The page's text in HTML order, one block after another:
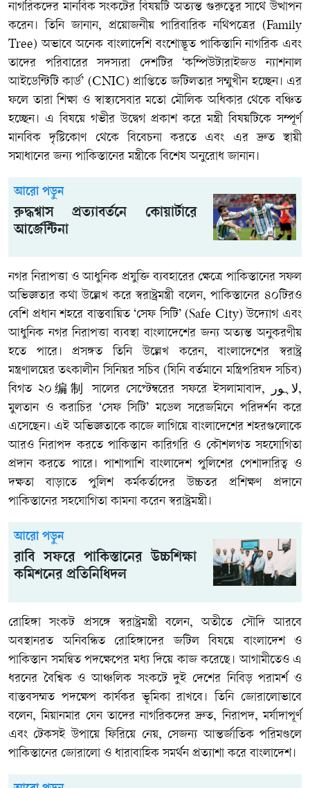
নাগরিকদের মানবিক সংকটের বিষয়টি অত্যন্ত গুরুত্বের সাথে উত্থাপন
করেন। তিনি জানান, প্রয়োজনীয় পারিবারিক নথিপত্রের (Family
Tree) অভাবে অনেক বাংলাদেশি বংশোদ্ভূত পাকিস্তানি নাগরিক এবং
তাদের পরিবারের সদস্যরা দেশটির ‘কম্পিউটারাইজড ন্যাশনাল
আইডেন্টিটি কার্ড’ (CNIC) প্রাপ্তিতে জটিলতার সম্মুখীন হচ্ছেন। এর
ফলে তারা শিক্ষা ও স্বাস্থ্যসেবার মতো মৌলিক অধিকার থেকে বঞ্চিত
হচ্ছেন। এ বিষয়ে গভীর উদ্বেগ প্রকাশ করে মন্ত্রী বিষয়টিকে সম্পূর্ণ
মানবিক দৃষ্টিকোণ থেকে বিবেচনা করতে এবং এর দ্রুত স্থায়ী
সমাধানের জন্য পাকিস্তানের মন্ত্রীকে বিশেষ অনুরোধ জানান।
আরো পড়ুন
রুদ্ধশ্বাস প্রত্যাবর্তনে কোয়ার্টারে
আর্জেন্টিনা
নগর নিরাপত্তা ও আধুনিক প্রযুক্তি ব্যবহারের ক্ষেত্রে পাকিস্তানের সফল
অভিজ্ঞতার কথা উল্লেখ করে স্বরাষ্ট্রমন্ত্রী বলেন, পাকিস্তানের ৪০টিরও
বেশি প্রধান শহরে বাস্তবায়িত ‘সেফ সিটি’ (Safe City) উদ্যোগ এবং
আধুনিক নগর নিরাপত্তা ব্যবস্থা বাংলাদেশের জন্য অত্যন্ত অনুকরণীয়
হতে পারে। প্রসঙ্গত তিনি উল্লেখ করেন, বাংলাদেশের স্বরাষ্ট্র
মন্ত্রণালয়ের তৎকালীন সিনিয়র সচিব (যিনি বর্তমানে মন্ত্রিপরিষদ সচিব)
বিগত ২০编制 সালের সেপ্টেম্বরের সফরে ইসলামাবাদ, لاہور,
মুলতান ও করাচির ‘সেফ সিটি’ মডেল সরেজমিনে পরিদর্শন করে
এসেছেন। এই অভিজ্ঞতাকে কাজে লাগিয়ে বাংলাদেশের শহরগুলোকে
আরও নিরাপদ করতে পাকিস্তান কারিগরি ও কৌশলগত সহযোগিতা
প্রদান করতে পারে। পাশাপাশি বাংলাদেশ পুলিশের পেশাদারিত্ব ও
দক্ষতা বাড়াতে পুলিশ কর্মকর্তাদের উচ্চতর প্রশিক্ষণ প্রদানে
পাকিস্তানের সহযোগিতা কামনা করেন স্বরাষ্ট্রমন্ত্রী।
আরো পড়ুন
রাবি সফরে পাকিস্তানের উচ্চশিক্ষা
কমিশনের প্রতিনিধিদল
রোহিঙ্গা সংকট প্রসঙ্গে স্বরাষ্ট্রমন্ত্রী বলেন, অতীতে সৌদি আরবে
অবস্থানরত অনিবন্ধিত রোহিঙ্গাদের জটিল বিষয়ে বাংলাদেশ ও
পাকিস্তান সমন্বিত পদক্ষেপের মধ্য দিয়ে কাজ করেছে। আগামীতেও এ
ধরনের বৈশ্বিক ও আঞ্চলিক সংকটে দুই দেশের নিবিড় পরামর্শ ও
বাস্তবসম্মত পদক্ষেপ কার্যকর ভূমিকা রাখবে। তিনি জোরালোভাবে
বলেন, মিয়ানমার যেন তাদের নাগরিকদের দ্রুত, নিরাপদ, মর্যাদাপূর্ণ
এবং টেকসই উপায়ে ফিরিয়ে নেয়, সেজন্য আন্তর্জাতিক পরিমণ্ডলে
পাকিস্তানের জোরালো ও ধারাবাহিক সমর্থন প্রত্যাশা করে বাংলাদেশ।